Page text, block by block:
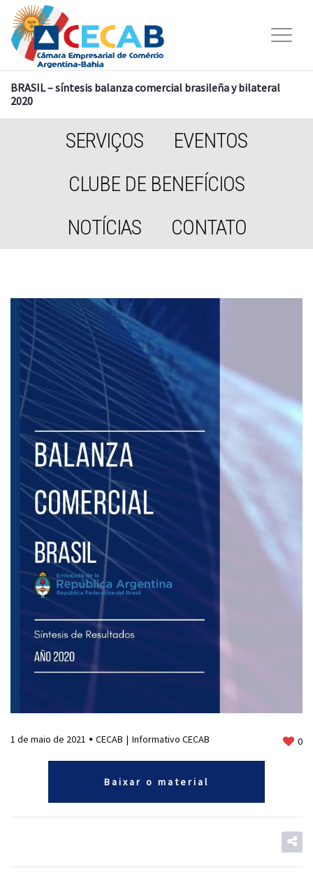
BRASIL – síntesis balanza comercial brasileña y bilateral
2020
SERVIÇOS
EVENTOS
CLUBE DE BENEFÍCIOS
NOTÍCIAS
CONTATO
1 de maio de 2021 CECAB Informativo CECAB 0
Baixar o material